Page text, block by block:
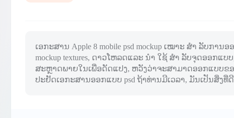
ເອກະສານ Apple 8 mobile psd mockup ເໝາະ ສຳ ລັບກາ
mockup textures, ດາວໂຫລດແລະ ນຳ ໃຊ້ ສຳ ລັບຈຸດອອກ
ສະຫຼາດພາຍໃນເພື່ອດັດແປງ, ຫວັງວ່າຈະສາມາດອອກແບບຂ
ປະຢັດເອກະສານອອກແບບ psd ຖ້າທ່ານມີເວລາ, ມັນເປັນສິ່ງທີ່